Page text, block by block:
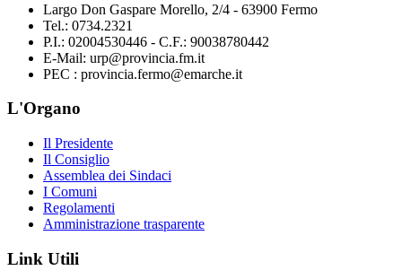
Largo Don Gaspare Morello, 2/4 - 63900 Fermo
Tel.: 0734.2321
P.I.: 02004530446 - C.F.: 90038780442
E-Mail: urp@provincia.fm.it
PEC : provincia.fermo@emarche.it
L'Organo
Il Presidente
Il Consiglio
Assemblea dei Sindaci
I Comuni
Regolamenti
Amministrazione trasparente
Link Utili